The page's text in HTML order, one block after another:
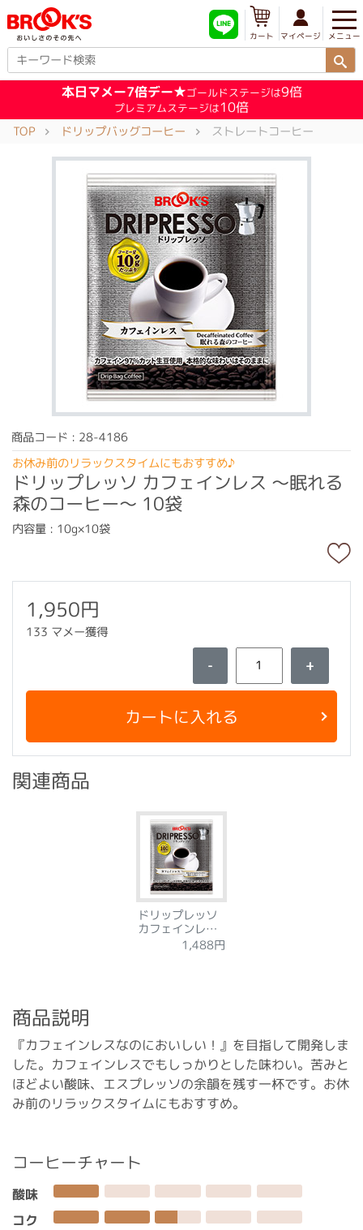
メニュー
マイページ
カート
本日マメー7倍デー★ゴールドステージは9倍
プレミアムステージは10倍
TOP ドリップバッグコーヒー ストレートコーヒー
商品コード : 28-4186
お休み前のリラックスタイムにもおすすめ♪
ドリップレッソ カフェインレス ～眠れる
森のコーヒー～ 10袋
内容量 : 10g×10袋
1,950円
133 マメー獲得
- +
カートに入れる
関連商品
ドリップレッソ
カフェインレス
～眠れる森のコ
ーヒー～ 12袋
1,488円
商品説明
『カフェインレスなのにおいしい！』を目指して開発しま
した。カフェインレスでもしっかりとした味わい。苦みと
ほどよい酸味、エスプレッソの余韻を残す一杯です。お休
み前のリラックスタイムにもおすすめ。
コーヒーチャート
酸味
コク